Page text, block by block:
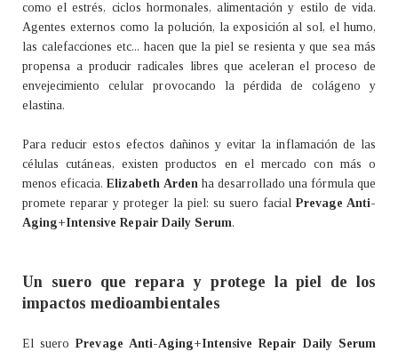
como el estrés, ciclos hormonales, alimentación y estilo de vida.
Agentes externos como la polución, la exposición al sol, el humo,
las calefacciones etc... hacen que la piel se resienta y que sea más
propensa a producir radicales libres que aceleran el proceso de
envejecimiento celular provocando la pérdida de colágeno y
elastina.
Para reducir estos efectos dañinos y evitar la inflamación de las
células cutáneas, existen productos en el mercado con más o
menos eficacia.Elizabeth Ardenha desarrollado una fórmula que
promete reparar y proteger la piel: su suero facial Prevage Anti-
Aging+Intensive Repair Daily Serum.
Un suero que repara y protege la piel de los
impactos medioambientales
El sueroPrevage Anti-Aging+Intensive Repair Daily Serum